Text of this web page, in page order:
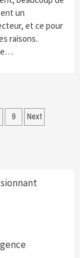
un
et ce pour
raisons.
9 Next